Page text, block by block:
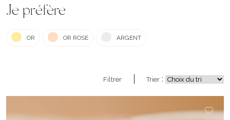
intemporel. Colliers, médailles et bijoux fins s’adaptent à tous les styles
et accompagnent les grands-mères au quotidien, près du cœur. Un
plaisir
Je préfère
Filtrer Trier :
OR OR ROSE ARGENT